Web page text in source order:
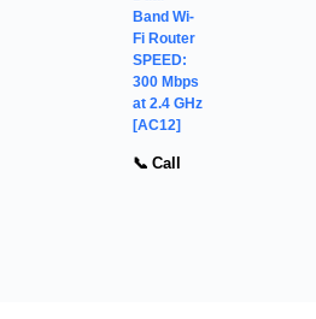
Band Wi-
Fi Router
SPEED:
300 Mbps
at 2.4 GHz
[AC12]
📞 Call